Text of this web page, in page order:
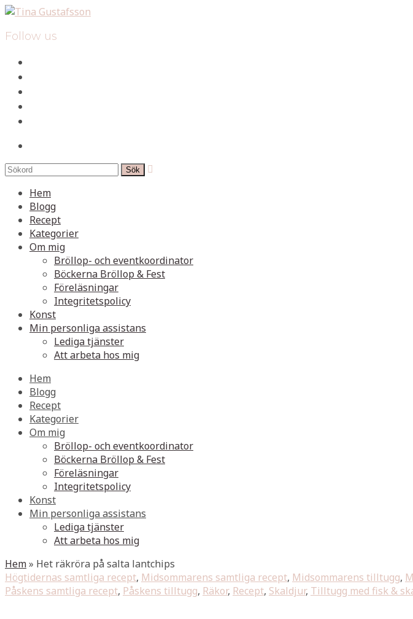
Follow us

Hem
Blogg
Recept
Kategorier
Om mig
Bröllop- och eventkoordinator
Böckerna Bröllop & Fest
Föreläsningar
Integritetspolicy
Konst
Min personliga assistans
Lediga tjänster
Att arbeta hos mig
Hem
Blogg
Recept
Kategorier
Om mig
Bröllop- och eventkoordinator
Böckerna Bröllop & Fest
Föreläsningar
Integritetspolicy
Konst
Min personliga assistans
Lediga tjänster
Att arbeta hos mig
Hem» Het räkröra på salta lantchips
Högtidernas samtliga recept, Midsommarens samtliga recept, Midsommarens tilltugg,
Påskens samtliga recept, Påskens tilltugg, Räkor, Recept, Skaldjur, Tilltugg med fisk &